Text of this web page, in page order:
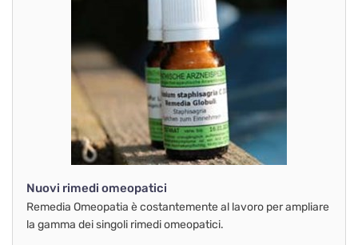
Nuovi rimedi omeopatici
Remedia Omeopatia è costantemente al lavoro per ampliare
la gamma dei singoli rimedi omeopatici.